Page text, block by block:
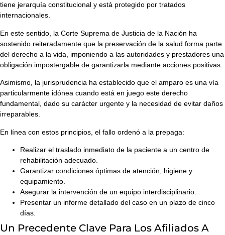
tiene jerarquía constitucional y está protegido por tratados
internacionales.
En este sentido, la Corte Suprema de Justicia de la Nación ha
sostenido reiteradamente que la preservación de la salud forma parte
del derecho a la vida , imponiendo a las autoridades y prestadores una
obligación impostergable de garantizarla mediante acciones positivas.
Asimismo, la jurisprudencia ha establecido que el amparo es una vía
particularmente idónea cuando está en juego este derecho
fundamental, dado su carácter urgente y la necesidad de evitar daños
irreparables.
En línea con estos principios, el fallo ordenó a la prepaga:
Realizar el traslado inmediato de la paciente a un centro de
rehabilitación adecuado.
Garantizar condiciones óptimas de atención, higiene y
equipamiento.
Asegurar la intervención de un equipo interdisciplinario.
Presentar un informe detallado del caso en un plazo de cinco
días.
Un Precedente Clave Para Los Afiliados A